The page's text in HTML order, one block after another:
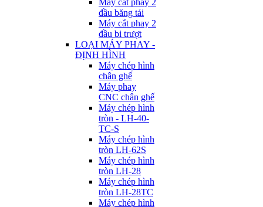
Máy cắt phay 2
đầu băng tải
Máy cắt phay 2
đầu bi trượt
LOẠI MÁY PHAY -
ĐỊNH HÌNH
Máy chép hình
chân ghế
Máy phay
CNC chân ghế
Máy chép hình
tròn - LH-40-
TC-S
Máy chép hình
tròn LH-62S
Máy chép hình
tròn LH-28
Máy chép hình
tròn LH-28TC
Máy chép hình